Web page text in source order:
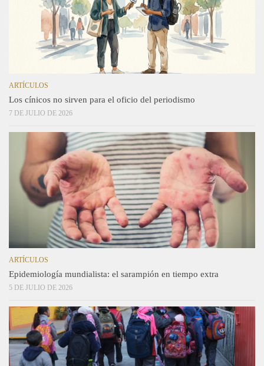
ARTÍCULOS
Los cínicos no sirven para el oficio del periodismo
7 DE JULIO DE 2026
ARTÍCULOS
Epidemiología mundialista: el sarampión en tiempo extra
5 DE JULIO DE 2026